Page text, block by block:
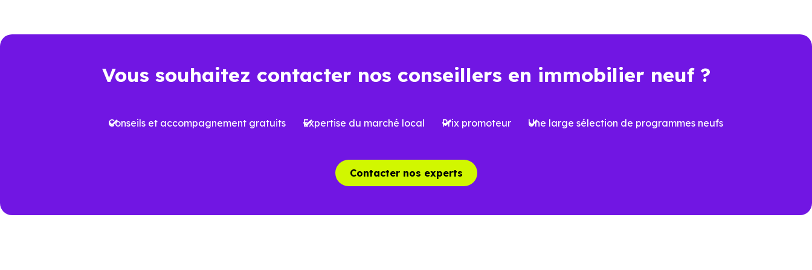
réduite
énergétique
prévoir
des charges mieux maîtrisées
Vous souhaitez contacter nos conseillers en immobilier neuf ?
Conseils et accompagnement gratuits Expertise du marché local Prix promoteur Une large sélection de programmes neufs
Contacter nos experts